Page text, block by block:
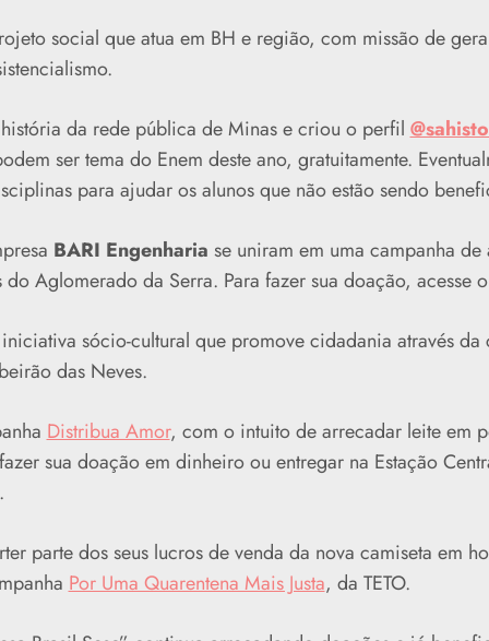
social que atua em BH e região, com missão de
da rede pública de Minas e criou o perfil
ser tema do Enem deste ano, gratuitamente.
para ajudar os alunos que não estão sendo
BARI Engenharia se uniram em uma campanha
Aglomerado da Serra. Para fazer sua doação, acesse
sócio-cultural que promove cidadania através
das Neves.
Distribua Amor, com o intuito de arrecadar leite em
sua doação em dinheiro ou entregar na Estação
parte dos seus lucros de venda da nova camiseta em
Por Uma Quarentena Mais Justa, da TETO.